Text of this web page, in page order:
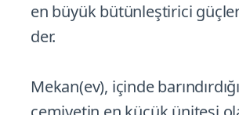
en büyük bütünleştirici
der.
Mekan(ev), içinde